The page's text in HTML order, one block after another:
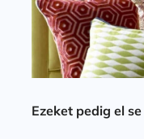
Ezeket pedig el